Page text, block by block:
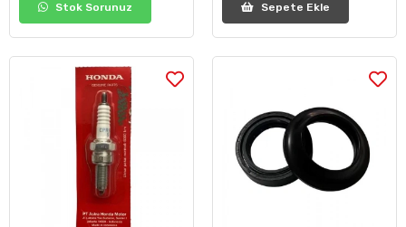
Stok Sorunuz Sepete Ekle